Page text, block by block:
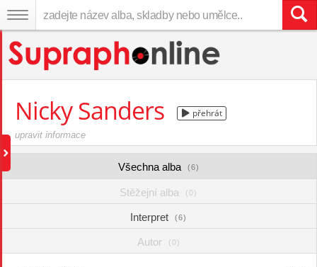
Nicky Sanders přehrát
upravit informace
Všechna alba (6)
Stěžejní alba (0)
Interpret (6)
Autor (0)